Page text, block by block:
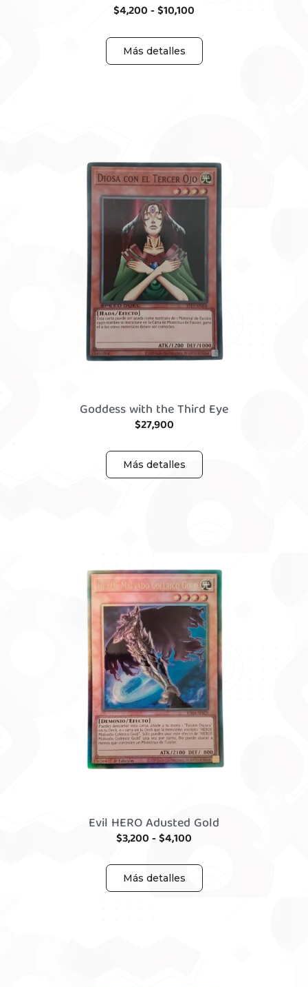
$4,200-$10,100
Más detalles
Goddess with the Third Eye
$27,900
Más detalles
Evil HERO Adusted Gold
$3,200-$4,100
Más detalles